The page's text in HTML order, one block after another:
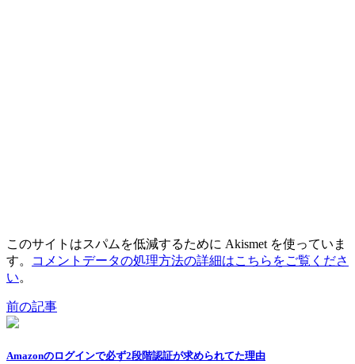
このサイトはスパムを低減するために Akismet を使っていま
す。
コメントデータの処理方法の詳細はこちらをご覧くださ
い。
前の記事
Amazonのログインで必ず2段階認証が求められてた理由